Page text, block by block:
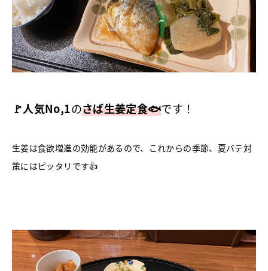
🚩人気No,1のさば生姜定食🐟です！
生姜は食欲増進の効能があるので、これからの季節、夏バテ対
策にはピッタリです👍